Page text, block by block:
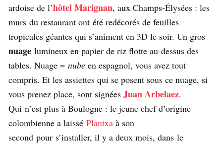
ardoise de l’hôtel Marignan, aux Champs-Élysées : les
murs du restaurant ont été redécorés de feuilles
tropicales géantes qui s’animent en 3D le soir. Un gros
nuage lumineux en papier de riz flotte au-dessus des
tables. Nuage = nube en espagnol, vous avez tout
compris. Et les assiettes qui se posent sous ce nuage, si
vous prenez place, sont signées Juan Arbelaez.
Qui n’est plus à Boulogne : le jeune chef d’origine
colombienne a laissé Plantxa à son
second pour s’installer, il y a deux mois, dans le